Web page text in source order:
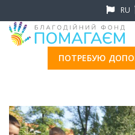
RU
ПОТРЕБУЮ